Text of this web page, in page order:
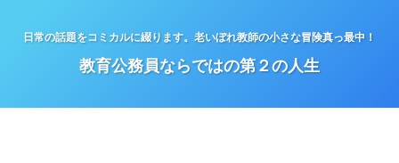
日常の話題をコミカルに綴ります。老いぼれ教師の小さな冒険真っ最中！
教育公務員ならではの第２の人生